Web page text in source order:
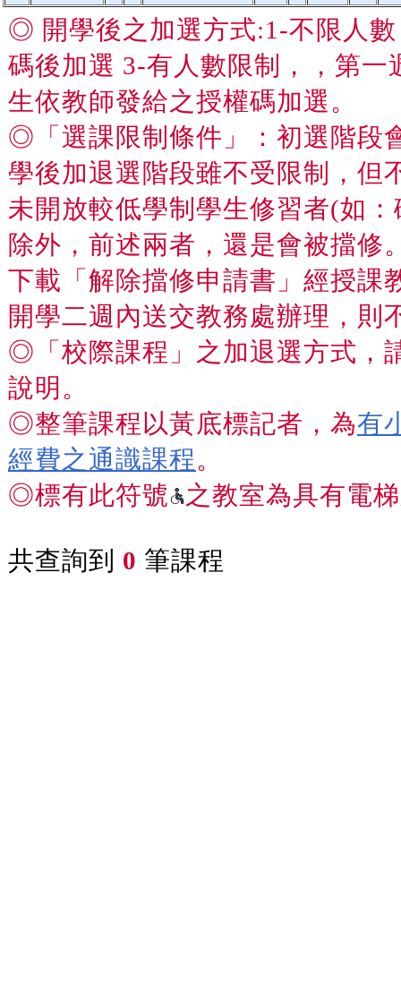
◎ 開學後之加選方式:1-不限人
碼後加選 3-有人數限制，，第
生依教師發給之授權碼加選。
◎「選課限制條件」：初選階段
學後加退選階段雖不受限制，但
未開放較低學制學生修習者(如
除外，前述兩者，還是會被擋修
下載「解除擋修申請書」經授課
開學二週內送交教務處辦理，則
◎「校際課程」之加退選方式，
說明。
◎整筆課程以黃底標記者，為有
經費之通識課程。
◎標有此符號
之教室為具有電
共查詢到 0 筆課程